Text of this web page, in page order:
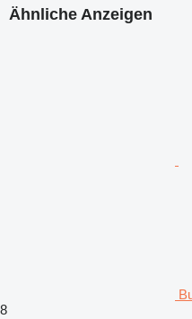
Ähnliche Anzeigen
8